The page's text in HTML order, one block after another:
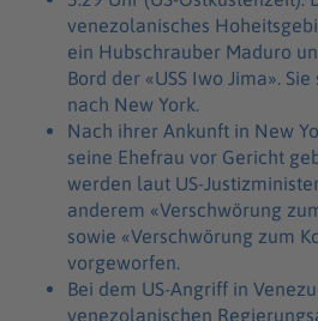
venezolanisches
ein Hubschrauber Maduro
Bord der «USS Iwo Jima».
nach New York.
Nach ihrer Ankunft in New
seine Ehefrau vor Gericht
werden laut US-
anderem «Verschwörung
sowie «Verschwörung zum
vorgeworfen.
Bei dem US-Angriff in
venezolanischen